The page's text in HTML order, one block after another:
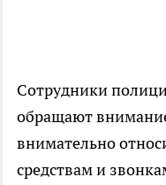
Сотрудники
обращают
внимательно
средствам и